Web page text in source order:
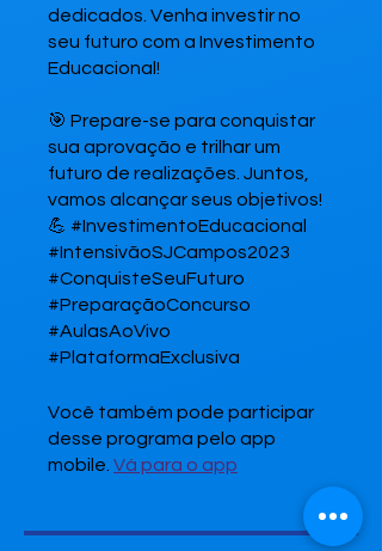
dedicados. Venha investir no
seu futuro com a Investimento
Educacional!
🎯 Prepare-se para conquistar
sua aprovação e trilhar um
futuro de realizações. Juntos,
vamos alcançar seus objetivos!
💪 #InvestimentoEducacional
#IntensivãoSJCampos2023
#ConquisteSeuFuturo
#PreparaçãoConcurso
#AulasAoVivo
#PlataformaExclusiva
Você também pode participar
desse programa pelo app
mobile. Vá para o app